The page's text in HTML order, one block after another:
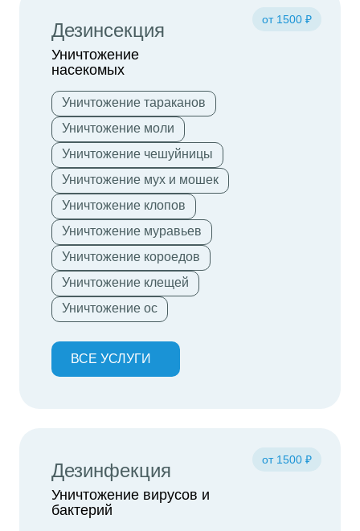
Дезинсекция
Уничтожение
насекомых
от 1500 ₽
Уничтожение тараканов
Уничтожение моли
Уничтожение чешуйницы
Уничтожение мух и мошек
Уничтожение клопов
Уничтожение муравьев
Уничтожение короедов
Уничтожение клещей
Уничтожение ос
ВСЕ УСЛУГИ
Дезинфекция
Уничтожение вирусов и
бактерий
от 1500 ₽